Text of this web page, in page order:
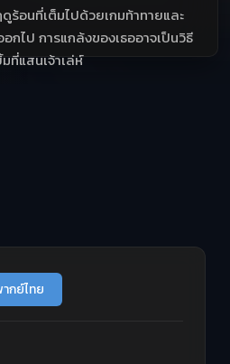
ร้อนที่เต็มไปด้วยเกมท้าทายและ
ไป การแกล้งของเธออาจเป็นวิธี
ที่แสนเจ้าเล่ห์
กย์ไทย